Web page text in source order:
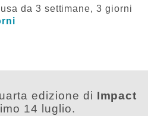
da 3 settimane, 3 giorni
edizione di Impact
14 luglio.